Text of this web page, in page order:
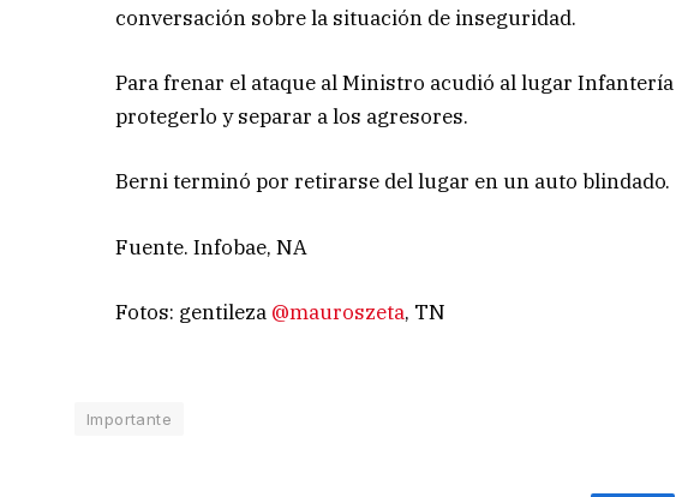
conversación sobre la situación de inseguridad.
Para frenar el ataque al Ministro acudió al lugar
protegerlo y separar a los agresores.
Berni terminó por retirarse del lugar en un auto blindado.
Fuente. Infobae, NA
Fotos: gentileza @mauroszeta, TN
Importante